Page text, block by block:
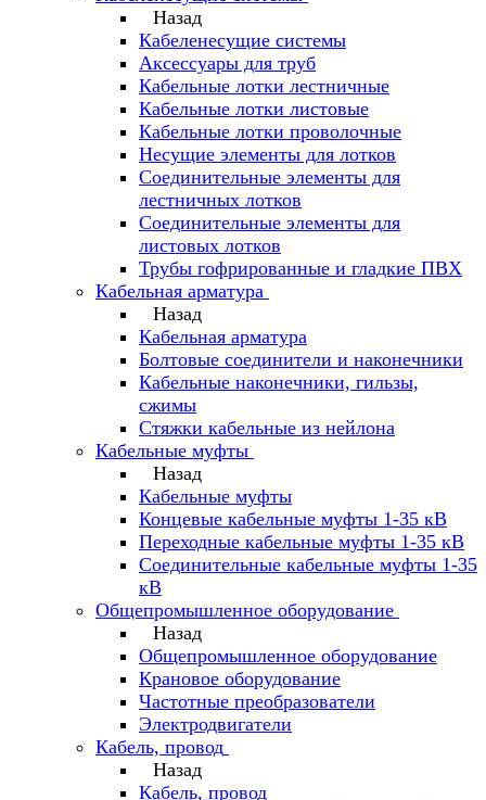
Назад
Кабеленесущие системы
Аксессуары для труб
Кабельные лотки лестничные
Кабельные лотки листовые
Кабельные лотки проволочные
Несущие элементы для лотков
Соединительные элементы для
лестничных лотков
Соединительные элементы для
листовых лотков
Трубы гофрированные и гладкие ПВХ
Кабельная арматура
Назад
Кабельная арматура
Болтовые соединители и наконечники
Кабельные наконечники, гильзы,
сжимы
Стяжки кабельные из нейлона
Кабельные муфты
Назад
Кабельные муфты
Концевые кабельные муфты 1-35 кВ
Переходные кабельные муфты 1-35 кВ
Соединительные кабельные муфты 1-35
кВ
Общепромышленное оборудование
Назад
Общепромышленное оборудование
Крановое оборудование
Частотные преобразователи
Электродвигатели
Кабель, провод
Назад
Кабель, провод